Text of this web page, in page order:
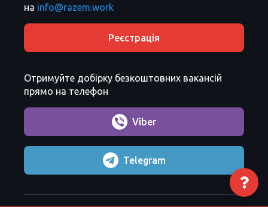
на info@razem.work
Реєстрація
Отримуйте добірку безкоштовних вакансій
прямо на телефон
Viber
Telegram